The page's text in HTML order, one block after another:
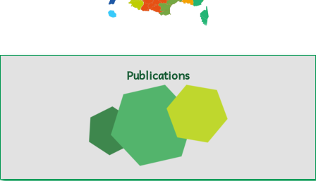
Publications